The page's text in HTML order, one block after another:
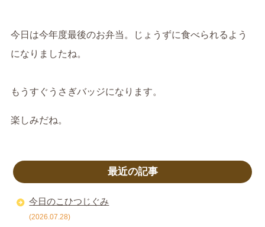
今日は今年度最後のお弁当。じょうずに食べられるよう
になりましたね。
もうすぐうさぎバッジになります。
楽しみだね。
最近の記事
今日のこひつじぐみ
(2026.07.28)